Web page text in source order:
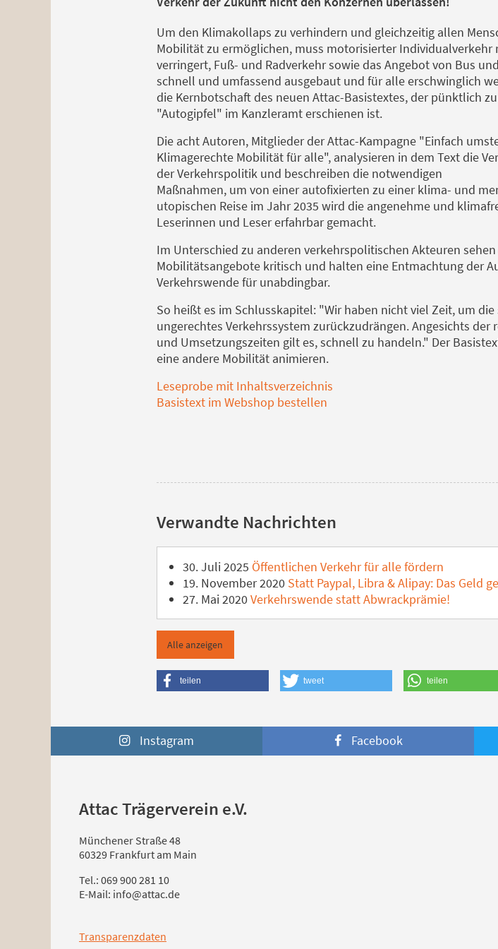
Um den Klimakollaps zu verhindern und gleichzeitig allen
Mobilität zu ermöglichen, muss motorisierter Individualverkehr
verringert, Fuß- und Radverkehr sowie das Angebot von Bus
schnell und umfassend ausgebaut und für alle erschwinglich
die Kernbotschaft des neuen Attac-Basistextes, der pünktlich
"Autogipfel" im Kanzleramt erschienen ist.
Die acht Autoren, Mitglieder der Attac-Kampagne "Einfach
Klimagerechte Mobilität für alle", analysieren in dem Text die
der Verkehrspolitik und beschreiben die notwendigen
Maßnahmen, um von einer autofixierten zu einer klima- und
utopischen Reise im Jahr 2035 wird die angenehme und
Leserinnen und Leser erfahrbar gemacht.
Im Unterschied zu anderen verkehrspolitischen Akteuren
Mobilitätsangebote kritisch und halten eine Entmachtung der
Verkehrswende für unabdingbar.
So heißt es im Schlusskapitel: "Wir haben nicht viel Zeit, um
ungerechtes Verkehrssystem zurückzudrängen. Angesichts der
und Umsetzungszeiten gilt es, schnell zu handeln." Der
eine andere Mobilität animieren.
Leseprobe mit Inhaltsverzeichnis
Basistext im Webshop bestellen
Verwandte Nachrichten
30. Juli 2025 Öffentlichen Verkehr für alle fördern
19. November 2020 Statt Paypal, Libra & Alipay: Das Geld
27. Mai 2020Verkehrswende statt Abwrackprämie!
Alle anzeigen
teilen tweet teilen
Instagram Facebook
Attac Trägerverein e.V.
Münchener Straße 48
60329 Frankfurt am Main
Tel.: 069 900 281 10
E-Mail: info@attac.de
Transparenzdaten